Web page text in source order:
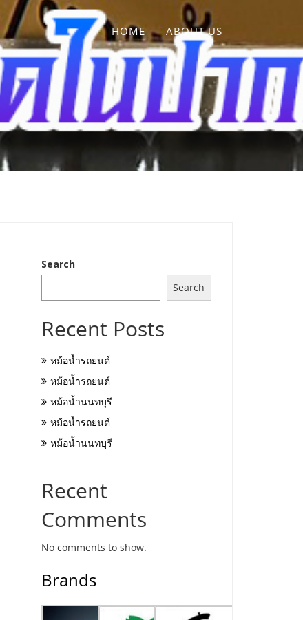
HOME ABOUT US
Search
Search
Recent Posts
หม้อน้ำรถยนต์
หม้อน้ำรถยนต์
หม้อน้ำนนทบุรี
หม้อน้ำรถยนต์
หม้อน้ำนนทบุรี
Recent
Comments
No comments to show.
Brands